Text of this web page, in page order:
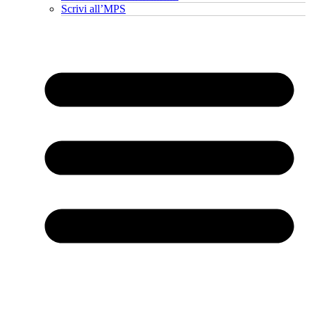
Scrivi all’MPS